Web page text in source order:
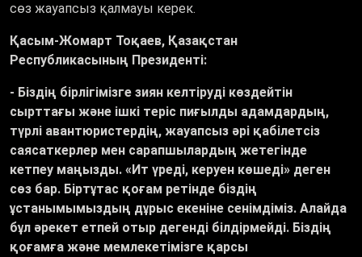
сөз жауапсыз қалмауы керек.
Қасым-Жомарт Тоқаев, Қазақстан
Республикасының Президенті:
- Біздің бірлігімізге зиян келтіруді көздейтін
сырттағы және ішкі теріс пиғылды адамдардың,
түрлі авантюристердің, жауапсыз әрі қабілетсіз
саясаткерлер мен сарапшылардың жетегінде
кетпеу маңызды. «Ит үреді, керуен көшеді» деген
сөз бар. Біртұтас қоғам ретінде біздің
ұстанымымыздың дұрыс екеніне сенімдіміз. Алайда
бұл әрекет етпей отыр дегенді білдірмейді. Біздің
қоғамға және мемлекетімізге қарсы